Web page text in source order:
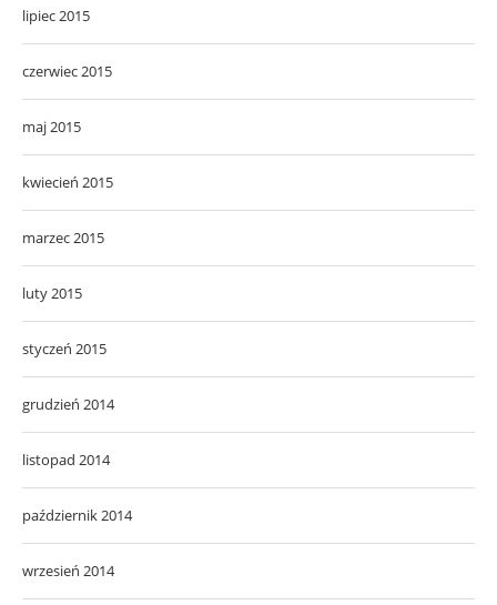
lipiec 2015
czerwiec 2015
maj 2015
kwiecień 2015
marzec 2015
luty 2015
styczeń 2015
grudzień 2014
listopad 2014
październik 2014
wrzesień 2014